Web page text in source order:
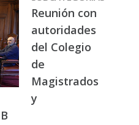
Reunión con
autoridades
del Colegio
de
Magistrados
y